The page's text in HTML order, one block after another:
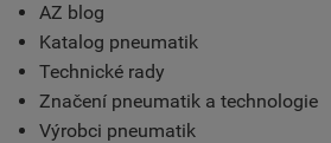
AZ blog
Katalog pneumatik
Technické rady
Značení pneumatik a technologie
Výrobci pneumatik